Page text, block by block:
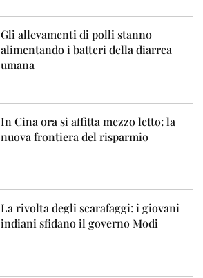
Gli allevamenti di polli stanno
alimentando i batteri della diarrea
umana
In Cina ora si affitta mezzo letto: la
nuova frontiera del risparmio
La rivolta degli scarafaggi: i giovani
indiani sfidano il governo Modi